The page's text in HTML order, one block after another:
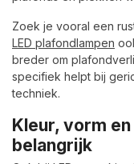
Zoek je vooral een
LED plafondlampen
breder om
specifiek helpt bij
techniek.
Kleur, vorm
belangrijk